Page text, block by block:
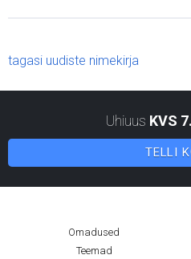
tagasi uudiste nimekirja
Uhiuus KVS
TELLI
Omadused
Teemad